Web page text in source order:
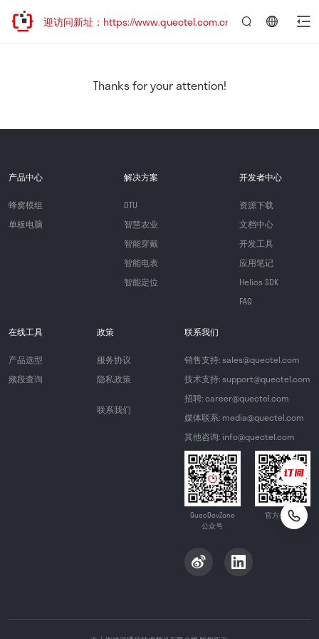
移，欢迎访问新址：https://www.quectel.com.cn
Thanks for your attention!
产品中心
蜂窝模组
单板电脑
解决方案
DTU
智慧农业
智能穿戴
智能电表
智能定位
开发者中心
资源下载
文档中心
开发工具
应用笔记
Helios SDK
FAQ
在线工具
产品选型
频段查询
政策
服务协议
隐私政策
联系我们
联系我们
销售支持: sales@quectel.com
技术支持: support@quectel.com
招聘: career@quectel.com
媒体联系: media@quectel.com
其他咨询: info@quectel.com
QuecDevZone
公众号
官方公众号